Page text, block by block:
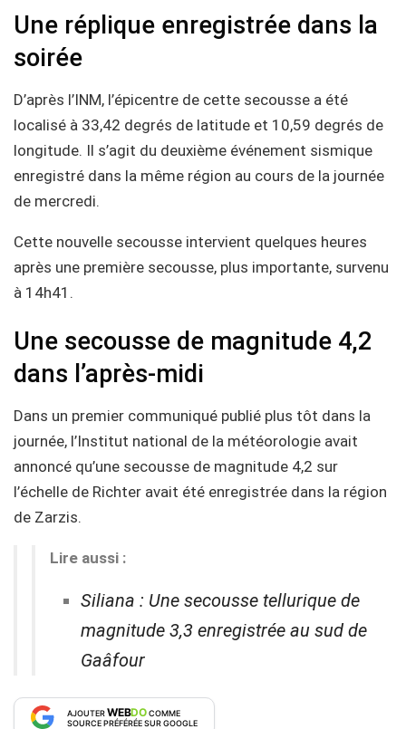
Une réplique enregistrée dans la
soirée
D’après l’INM, l’épicentre de cette secousse a été
localisé à 33,42 degrés de latitude et 10,59 degrés de
longitude. Il s’agit du deuxième événement sismique
enregistré dans la même région au cours de la journée
de mercredi.
Cette nouvelle secousse intervient quelques heures
après une première secousse, plus importante, survenu
à 14h41.
Une secousse de magnitude 4,2
dans l’après-midi
Dans un premier communiqué publié plus tôt dans la
journée, l’Institut national de la météorologie avait
annoncé qu’une secousse de magnitude 4,2 sur
l’échelle de Richter avait été enregistrée dans la région
de Zarzis.
Lire aussi :
Siliana : Une secousse tellurique de
magnitude 3,3 enregistrée au sud de
Gaâfour
AJOUTERWEBDOCOMME
SOURCE PRÉFÉRÉE SUR GOOGLE